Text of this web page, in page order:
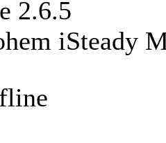
2.6.5
iSteady